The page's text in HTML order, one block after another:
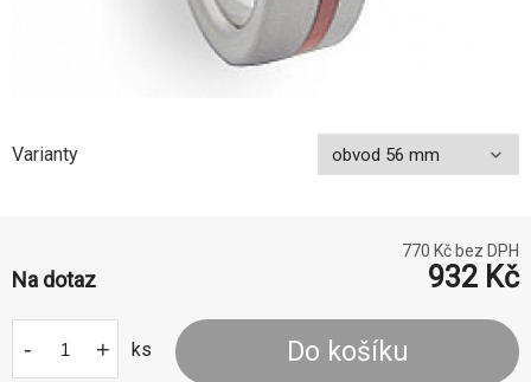
Varianty
770 Kč bez DPH
Na dotaz 932 Kč
- + ks Do košíku